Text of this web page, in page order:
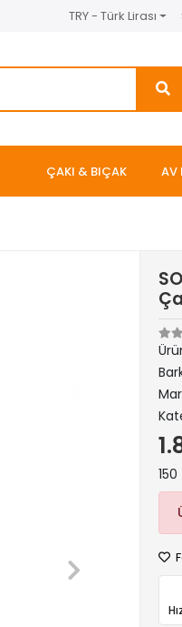
TRY - Türk Lirası
ÇAKI & BIÇAK AV